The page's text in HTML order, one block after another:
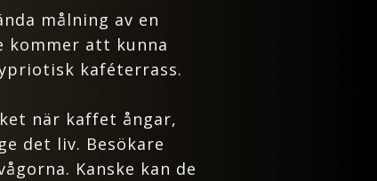
målning av en
kommer att kunna
kaféterrass.
när kaffet ångar,
det liv. Besökare
Kanske kan de